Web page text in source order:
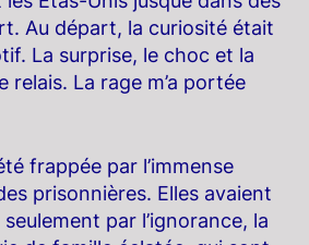
Au départ, la curiosité était
La surprise, le choc et la
relais. La rage m’a portée
frappée par l’immense
prisonnières. Elles avaient
par l’ignorance, la